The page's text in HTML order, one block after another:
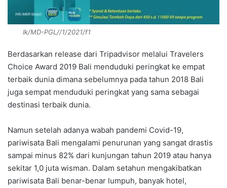
Ik/MD-PGL//1/2021/f1
Berdasarkan release dari Tripadvisor melalui Travelers
Choice Award 2019 Bali menduduki peringkat ke empat
terbaik dunia dimana sebelumnya pada tahun 2018 Bali
juga sempat menduduki peringkat yang sama sebagai
destinasi terbaik dunia.
Namun setelah adanya wabah pandemi Covid-19,
pariwisata Bali mengalami penurunan yang sangat drastis
sampai minus 82% dari kunjungan tahun 2019 atau hanya
sekitar 1,0 juta wisman. Dalam setahun mengakibatkan
pariwisata Bali benar-benar lumpuh, banyak hotel,